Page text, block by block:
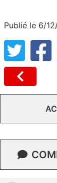
Publié le 6/